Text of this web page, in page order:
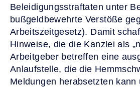
Beleidigungsstraftaten unter
bußgeldbewehrte Verstöße
Arbeitszeitgesetz). Damit
Hinweise, die die Kanzlei als
Arbeitgeber betreffen eine
Anlaufstelle, die die
Meldungen herabsetzten kann